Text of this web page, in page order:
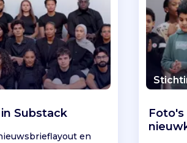
Substack
en